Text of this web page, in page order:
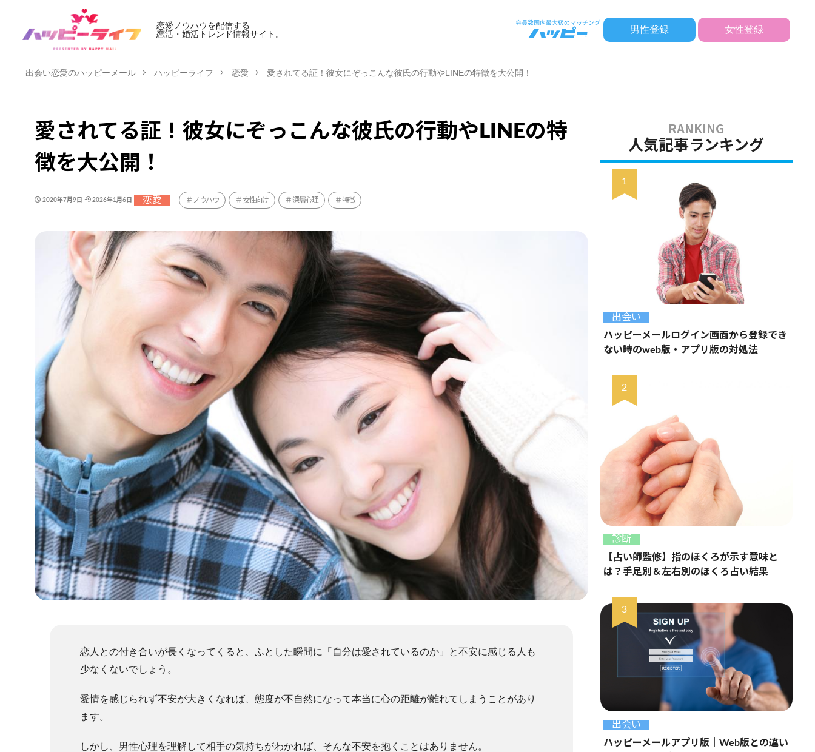
恋愛ノウハウを配信する
恋活・婚活トレンド情報サイト。
男性登録 女性登録
出会い恋愛のハッピーメール ハッピーライフ 恋愛 愛されてる証！彼女にぞっこんな彼氏の行動やLINEの特徴を大公開！
愛されてる証！彼女にぞっこんな彼氏の行動やLINEの特
徴を大公開！
2020年7月9日 2026年1月6日 恋愛 ノウハウ 女性向け 深層心理 特徴
恋人との付き合いが長くなってくると、ふとした瞬間に「自分は愛されているのか」と不安に感じる人も
少なくないでしょう。
愛情を感じられず不安が大きくなれば、態度が不自然になって本当に心の距離が離れてしまうことがあり
ます。
しかし、男性心理を理解して相手の気持ちがわかれば、そんな不安を抱くことはありません。
人気記事ランキング
出会い
ハッピーメールログイン画面から登録でき
ない時のweb版・アプリ版の対処法
診断
【占い師監修】指のほくろが示す意味と
は？手足別＆左右別のほくろ占い結果
出会い
ハッピーメールアプリ版｜Web版との違い